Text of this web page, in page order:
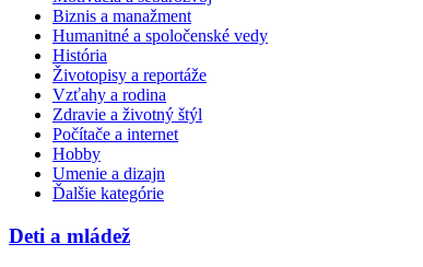
Biznis a manažment
Humanitné a spoločenské vedy
História
Životopisy a reportáže
Vzťahy a rodina
Zdravie a životný štýl
Počítače a internet
Hobby
Umenie a dizajn
Ďalšie kategórie
Deti a mládež